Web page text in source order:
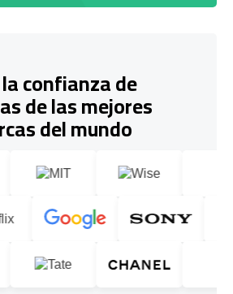
confianza de
de las mejores
del mundo